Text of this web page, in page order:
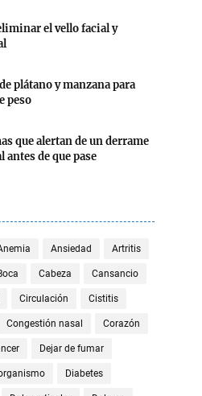
el vello facial y
plátano y manzana para
peso
que alertan de un derrame
antes de que pase
Ansiedad Artritis
Cabeza Cansancio
Circulación Cistitis
Congestión nasal Corazón
Dejar de fumar
Diabetes